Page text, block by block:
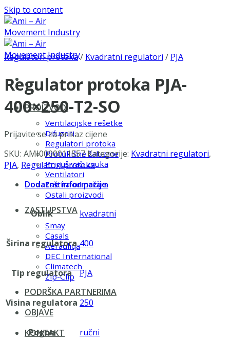
Skip to content
PROIZVODI
Ventilacijske rešetke
Difuzori
Regulatori protoka
Protukišne žaluzine
Prigušivači zvuka
Ventilatori
Zaštita od požara
Ostali proizvodi
ZASTUPSTVA
Smay
Casals
Aerauliqa
DEC International
Climatech
Zip-Clip
PODRŠKA PARTNERIMA
OBJAVE
KONTAKT
Regulatori protoka/ Kvadratni regulatori / PJA
Regulator protoka PJA-
400×250-T2-SO
Prijavite se za prikaz cijene
SKU: AMI0000011557 Kategorije: Kvadratni regulatori,
PJA, Regulatori protoka
Dodatne informacije
Oblik kvadratni
Širina regulatora 400
Tip regulatora PJA
Visina regulatora 250
Pogon ručni